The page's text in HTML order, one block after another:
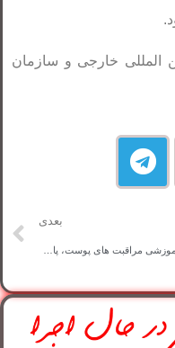
المللی خارجی و سازمان
بعدی